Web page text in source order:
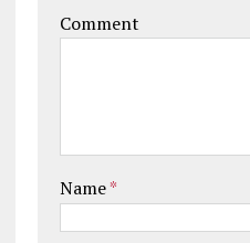
Comment
Name*